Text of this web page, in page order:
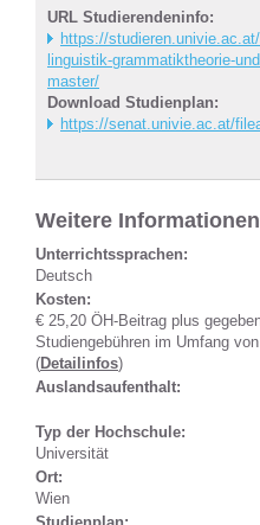
URL Studierendeninfo:
https://
linguistik-grammatiktheorie-
master/
Download Studienplan:
https://senat.univie.ac.at/
Weitere
Unterrichtssprachen:
Deutsch
Kosten:
€ 25,20 ÖH-Beitrag plus
Studiengebühren im Umfang
(Detailinfos)
Auslandsaufenthalt:
Typ der Hochschule:
Universität
Ort:
Wien